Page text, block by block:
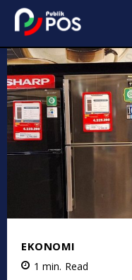
EKONOMI
1 min. Read